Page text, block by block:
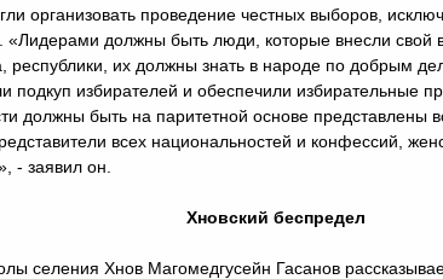
организовать проведение честных выборов,
«Лидерами должны быть люди, которые внесли свой
республики, их должны знать в народе по добрым
подкуп избирателей и обеспечили избирательные
должны быть на паритетной основе представлены
всех национальностей и конфессий,
- заявил он.
Хновский беспредел
селения Хнов Магомедгусейн Гасанов